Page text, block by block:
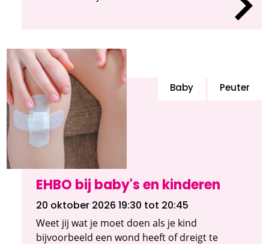
EHBO bij baby's en kinderen
Baby Peuter
20 oktober 2026 19:30 tot 20:45
Weet jij wat je moet doen als je kind
bijvoorbeeld een wond heeft of dreigt te